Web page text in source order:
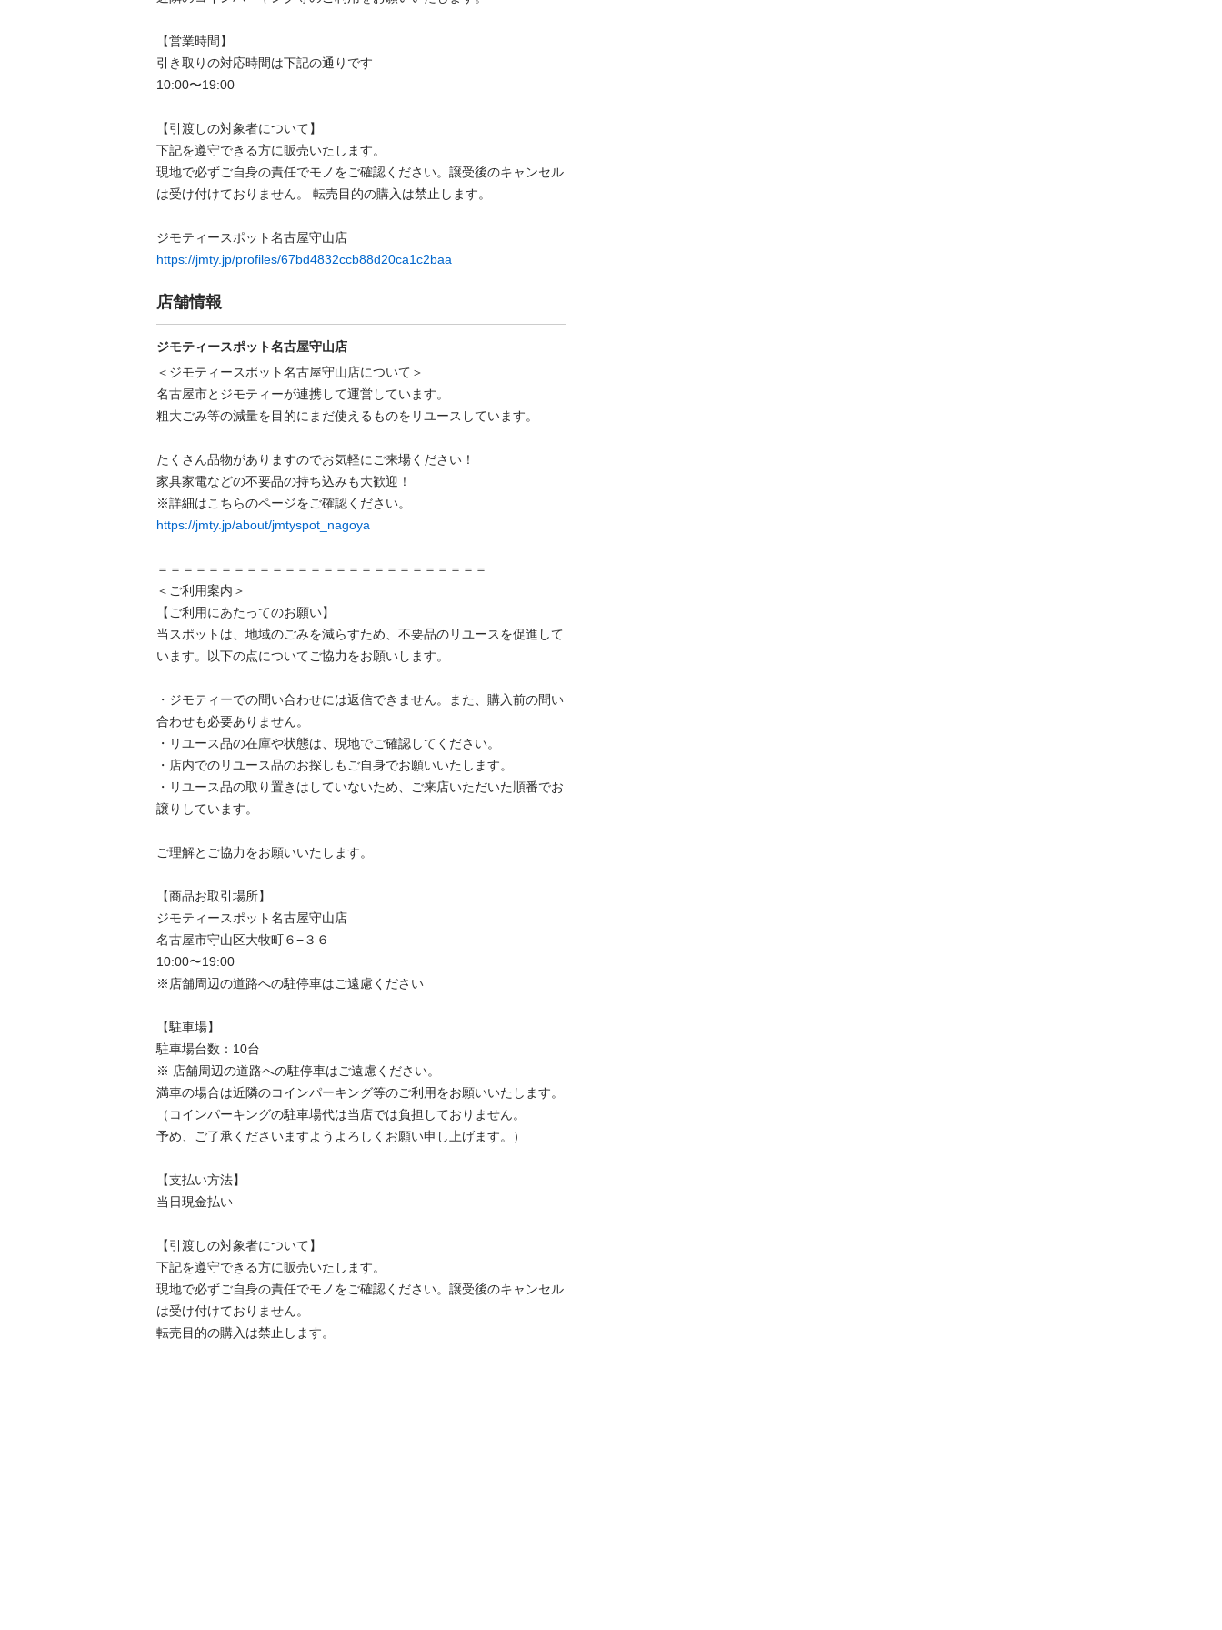
【営業時間】
引き取りの対応時間は下記の通りです
10:00〜19:00
【引渡しの対象者について】
下記を遵守できる⽅に販売いたします。
現地で必ずご⾃⾝の責任でモノをご確認ください。譲受後のキャンセル
は受け付けておりません。 転売⽬的の購⼊は禁⽌します。
https://jmty.jp/profiles/67bd4832ccb88d20ca1c2baa
店舗情報
ジモティースポット名古屋守山店
＜ジモティースポット名古屋守山店について＞
名古屋市とジモティーが連携して運営しています。
粗⼤ごみ等の減量を⽬的にまだ使えるものをリユースしています。
たくさん品物がありますのでお気軽にご来場ください！
家具家電などの不要品の持ち込みも大歓迎！
https://jmty.jp/about/jmtyspot_nagoya
＝＝＝＝＝＝＝＝＝＝＝＝＝＝＝＝＝＝＝＝＝＝＝＝＝＝
＜ご利用案内＞
【ご利用にあたってのお願い】
当スポットは、地域のごみを減らすため、不要品のリユースを促進して
います。以下の点についてご協力をお願いします。
・ジモティーでの問い合わせには返信できません。また、購入前の問い
合わせも必要ありません。
・リユース品の在庫や状態は、現地でご確認してください。
・店内でのリユース品のお探しもご自身でお願いいたします。
・リユース品の取り置きはしていないため、ご来店いただいた順番でお
譲りしています。
ご理解とご協力をお願いいたします。
【商品お取引場所】
ジモティースポット名古屋守山店
名古屋市守山区大牧町６−３６
10:00〜19:00
※店舗周辺の道路への駐停車はご遠慮ください
【駐⾞場】
駐車場台数：10台
※ 店舗周辺の道路への駐停車はご遠慮ください。
満車の場合は近隣のコインパーキング等のご利用をお願いいたします。
（コインパーキングの駐車場代は当店では負担しておりません。
予め、ご了承くださいますようよろしくお願い申し上げます。）
【⽀払い⽅法】
当日現金払い
【引渡しの対象者について】
下記を遵守できる⽅に販売いたします。
現地で必ずご⾃⾝の責任でモノをご確認ください。譲受後のキャンセル
は受け付けておりません。
転売⽬的の購⼊は禁⽌します。